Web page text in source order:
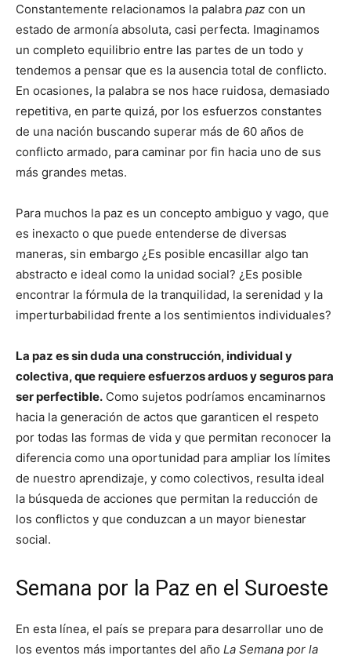
Constantemente relacionamos la palabra paz con un
estado de armonía absoluta, casi perfecta. Imaginamos
un completo equilibrio entre las partes de un todo y
tendemos a pensar que es la ausencia total de conflicto.
En ocasiones, la palabra se nos hace ruidosa, demasiado
repetitiva, en parte quizá, por los esfuerzos constantes
de una nación buscando superar más de 60 años de
conflicto armado, para caminar por fin hacia uno de sus
más grandes metas.
Para muchos la paz es un concepto ambiguo y vago, que
es inexacto o que puede entenderse de diversas
maneras, sin embargo ¿Es posible encasillar algo tan
abstracto e ideal como la unidad social? ¿Es posible
encontrar la fórmula de la tranquilidad, la serenidad y la
imperturbabilidad frente a los sentimientos individuales?
La paz es sin duda una construcción, individual y
colectiva, que requiere esfuerzos arduos y seguros para
ser perfectible. Como sujetos podríamos encaminarnos
hacia la generación de actos que garanticen el respeto
por todas las formas de vida y que permitan reconocer la
diferencia como una oportunidad para ampliar los límites
de nuestro aprendizaje, y como colectivos, resulta ideal
la búsqueda de acciones que permitan la reducción de
los conflictos y que conduzcan a un mayor bienestar
social.
Semana por la Paz en el Suroeste
En esta línea, el país se prepara para desarrollar uno de
los eventos más importantes del año La Semana por la